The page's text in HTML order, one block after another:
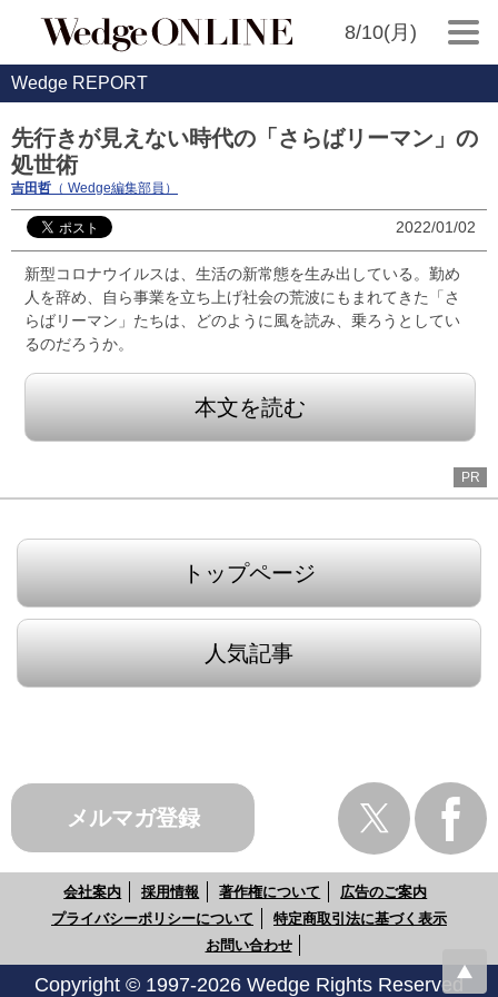
8/10(月)
Wedge REPORT
先行きが見えない時代の「さらばリーマン」の
処世術
吉田哲 （ Wedge編集部員）
2022/01/02
新型コロナウイルスは、生活の新常態を生み出している。勤め
人を辞め、自ら事業を立ち上げ社会の荒波にもまれてきた「さ
らばリーマン」たちは、どのように風を読み、乗ろうとしてい
るのだろうか。
本文を読む
PR
トップページ
人気記事
メルマガ登録
会社案内 採用情報 著作権について
広告のご案内
プライバシーポリシーについて
特定商取引法に基づく表示
お問い合わせ
Copyright © 1997-2026 Wedge Rights Reserved